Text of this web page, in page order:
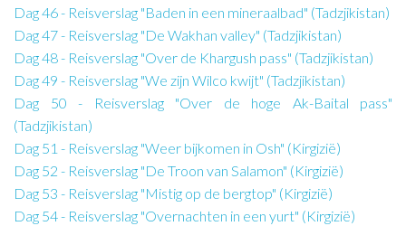
Dag 46 - Reisverslag "Baden in een mineraalbad" (Tadzjikistan)
Dag 47 - Reisverslag "De Wakhan valley" (Tadzjikistan)
Dag 48 - Reisverslag "Over de Khargush pass" (Tadzjikistan)
Dag 49 - Reisverslag "We zijn Wilco kwijt" (Tadzjikistan)
Dag 50 - Reisverslag "Over de hoge Ak-Baital pass"
(Tadzjikistan)
Dag 51 - Reisverslag "Weer bijkomen in Osh" (Kirgizië)
Dag 52 - Reisverslag "De Troon van Salamon" (Kirgizië)
Dag 53 - Reisverslag "Mistig op de bergtop" (Kirgizië)
Dag 54 - Reisverslag "Overnachten in een yurt" (Kirgizië)